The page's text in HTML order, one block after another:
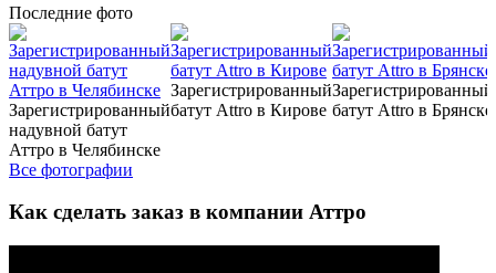
Последние фото
Зарегистрированный
надувной батут
Аттро в Челябинске
Зарегистрированный
батут Attro в Кирове
Зарегистрированный
батут Attro в Брянске
Все фотографии
Как сделать заказ в компании Аттро